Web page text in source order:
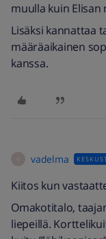
muulla kuin
Lisäksi kannattaa
määräaikainen
kanssa.
vadelma
Kiitos kun
Omakotitalo,
liepeillä.